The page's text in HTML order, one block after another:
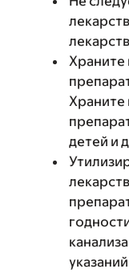
Храните
Храните
детей и